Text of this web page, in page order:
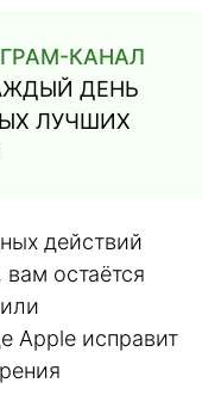
КАНАЛ
ДЕНЬ
ЛУЧШИХ
действий
остаётся
Apple исправит